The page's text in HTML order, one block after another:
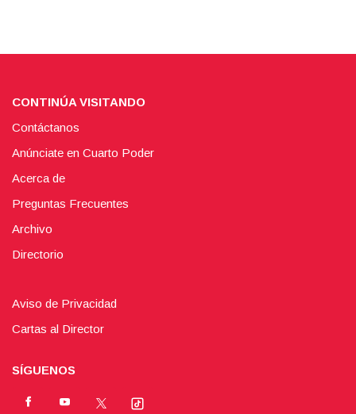
CONTINÚA VISITANDO
Contáctanos
Anúnciate en Cuarto Poder
Acerca de
Preguntas Frecuentes
Archivo
Directorio
Aviso de Privacidad
Cartas al Director
SÍGUENOS